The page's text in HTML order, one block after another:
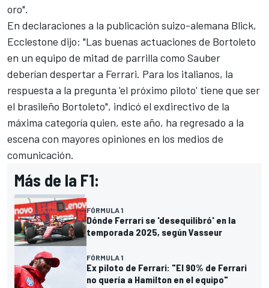
oro".
En declaraciones a la publicación suizo-alemana Blick,
Ecclestone dijo: "Las buenas actuaciones de Bortoleto
en un equipo de mitad de parrilla como Sauber
deberían despertar a Ferrari. Para los italianos, la
respuesta a la pregunta 'el próximo piloto' tiene que ser
el brasileño Bortoleto", indicó el exdirectivo de la
máxima categoría quien, este año, ha regresado a la
escena con mayores opiniones en los medios de
comunicación.
Más de la F1:
FÓRMULA 1
Dónde Ferrari se 'desequilibró' en la
temporada 2025, según Vasseur
FÓRMULA 1
Ex piloto de Ferrari: "El 90% de Ferrari
no quería a Hamilton en el equipo"